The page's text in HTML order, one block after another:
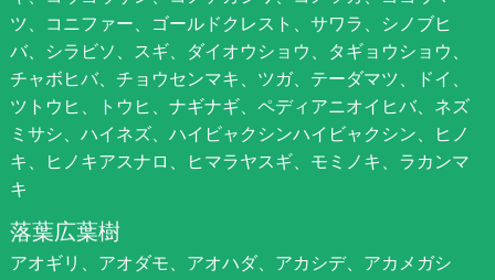
ツ、コニファー、ゴールドクレスト、サワラ、シノブヒ
バ、シラビソ、スギ、ダイオウショウ、タギョウショウ、
チャボヒバ、チョウセンマキ、ツガ、テーダマツ、ドイ、
ツトウヒ、トウヒ、ナギナギ、ペディアニオイヒバ、ネズ
ミサシ、ハイネズ、ハイビャクシンハイビャクシン、ヒノ
キ、ヒノキアスナロ、ヒマラヤスギ、モミノキ、ラカンマ
キ
落葉広葉樹
アオギリ、アオダモ、アオハダ、アカシデ、アカメガシ